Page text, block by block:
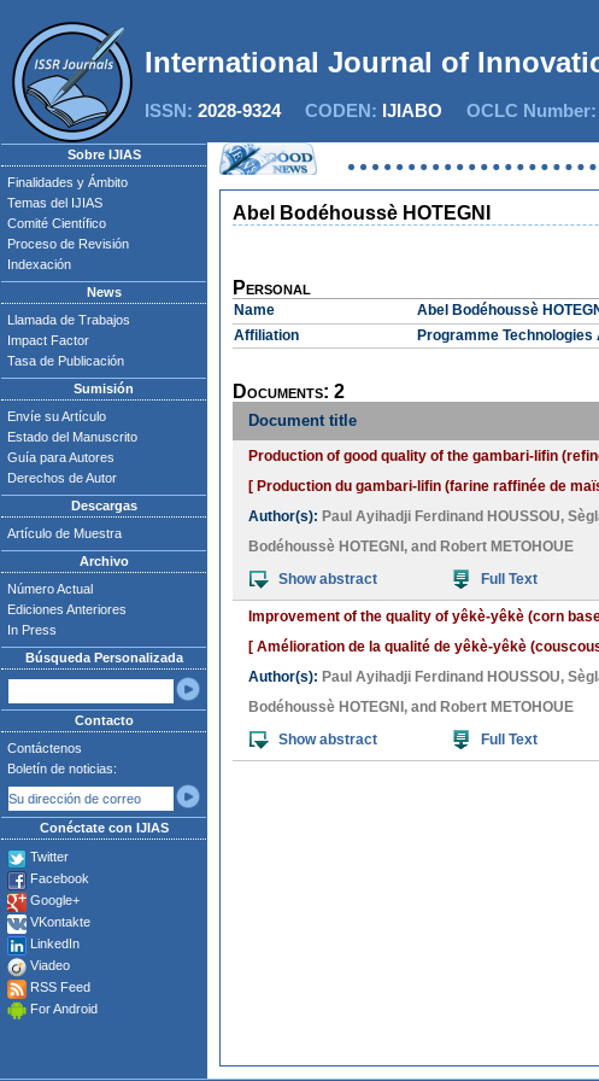
International Journal of
ISSN: 2028-9324CODEN: IJIABO OCLC Number:
Sobre IJIAS
Finalidades y Ámbito
Temas del IJIAS
Comité Científico
Proceso de Revisión
Indexación
News
Llamada de Trabajos
Impact Factor
Tasa de Publicación
Sumisión
Envíe su Artículo
Estado del Manuscrito
Guía para Autores
Derechos de Autor
Descargas
Artículo de Muestra
Archivo
Número Actual
Ediciones Anteriores
In Press
Búsqueda Personalizada
Contacto
Contáctenos
Boletín de noticias:
Conéctate con IJIAS
Twitter
Facebook
Google+
VKontakte
LinkedIn
Viadeo
RSS Feed
For Android
Abel Bodéhoussè HOTEGNI
Personal
Name
Abel Bodéhoussè
Affiliation
Programme
Documents: 2
Document title
Production of good quality of the gambari-lifin
[ Production du gambari-lifin (farine raffinée de
Author(s): Paul Ayihadji Ferdinand HOUSSOU,
Bodéhoussè HOTEGNI , and Robert METOHOUE
Show abstract
Full Text
Improvement of the quality of yêkè-yêkè (corn
[ Amélioration de la qualité de yêkè-yêkè
Author(s): Paul Ayihadji Ferdinand HOUSSOU,
Bodéhoussè HOTEGNI , and Robert METOHOUE
Show abstract
Full Text